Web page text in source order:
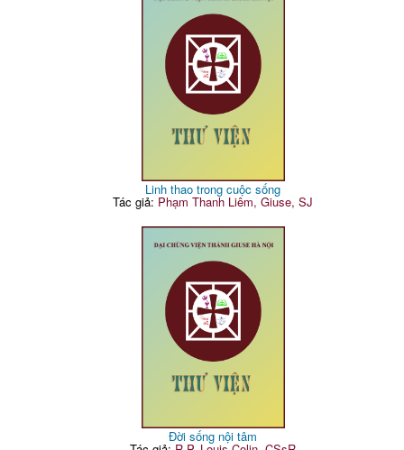
Linh thao trong cuộc sống
Tác giả: Phạm Thanh Liêm, Giuse, SJ
Đời sống nội tâm